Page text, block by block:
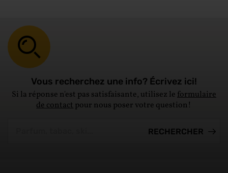
Vous recherchez une info? Écrivez ici!
Si la réponse n'est pas satisfaisante, utilisez leformulaire
de contactpour nous poser votre question!